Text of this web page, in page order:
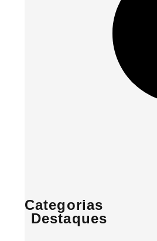
Categorias
Destaques